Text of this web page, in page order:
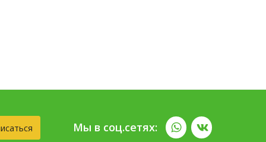
Мы в соц.сетях: